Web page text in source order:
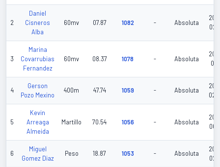
2
Daniel
Cisneros
Alba
60mv 07.87 1082 - Absoluta
02-
3
Marina
Covarrubias
Fernandez
60mv 08.37 1078 - Absoluta
01-
4
Gerson
Pozo Mexino
400m 47.74 1059 - Absoluta
02-
5
Kevin
Arreaga
Almeida
Martillo 70.54 1056 - Absoluta
06-
6
Miguel
Gomez Diaz
Peso 18.87 1053 - Absoluta
02-